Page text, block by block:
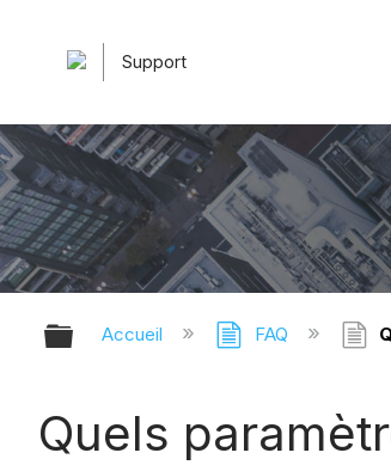
Support
Développer/réduire
Accueil FAQ
Quels